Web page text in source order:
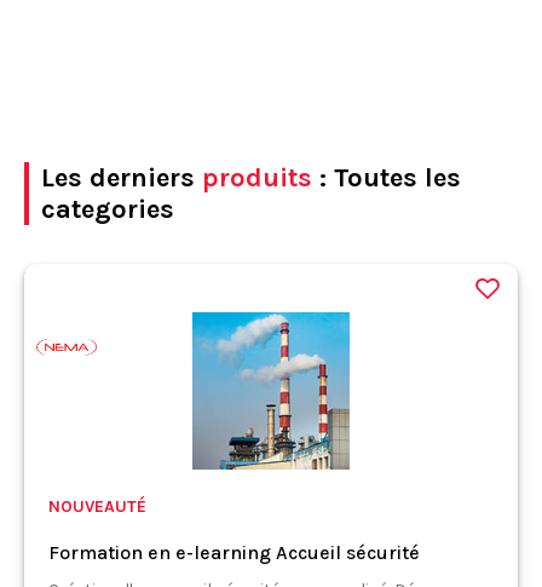
Les derniers produits : Toutes les
categories
NOUVEAUTÉ
Formation en e-learning Accueil sécurité